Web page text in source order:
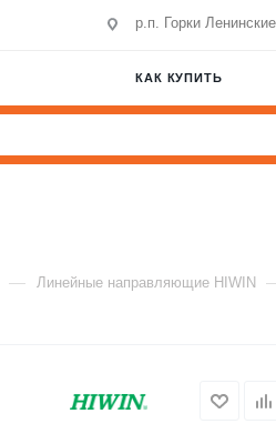
р.п. Горки
КАК КУПИТЬ
— Линейные направляющие HIWIN